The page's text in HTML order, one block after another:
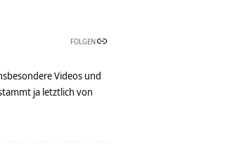
FOLGEN
Videos und
ja letztlich von